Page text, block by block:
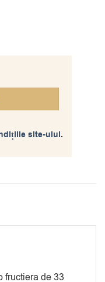
site-ului.
fructiera de 33